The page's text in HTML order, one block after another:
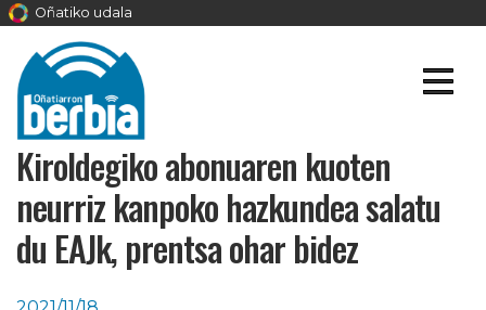
Oñatiko udala
Kiroldegiko abonuaren kuoten
neurriz kanpoko hazkundea salatu
du EAJk, prentsa ohar bidez